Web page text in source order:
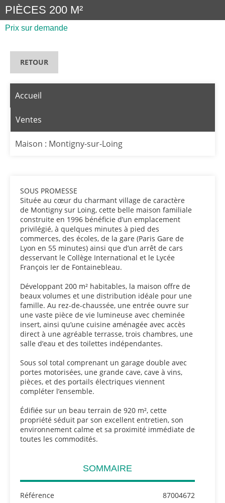
PIÈCES 200 M²
Prix sur demande
Accueil
Ventes
Maison : Montigny-sur-Loing
RETOUR
SOUS PROMESSE
Située au cœur du charmant village de caractère
de Montigny sur Loing, cette belle maison familiale
construite en 1996 bénéficie d’un emplacement
privilégié, à quelques minutes à pied des
commerces, des écoles, de la gare (Paris Gare de
Lyon en 55 minutes) ainsi que d’un arrêt de cars
desservant le Collège International et le Lycée
François Ier de Fontainebleau.
Développant 200 m² habitables, la maison offre de
beaux volumes et une distribution idéale pour une
famille. Au rez-de-chaussée, une entrée ouvre sur
une vaste pièce de vie lumineuse avec cheminée
insert, ainsi qu’une cuisine aménagée avec accès
direct à une agréable terrasse, trois chambres, une
salle d’eau et des toilettes indépendantes.
Sous sol total comprenant un garage double avec
portes motorisées, une grande cave, cave à vins,
pièces, et des portails électriques viennent
compléter l’ensemble.
Édifiée sur un beau terrain de 920 m², cette
propriété séduit par son excellent entretien, son
environnement calme et sa proximité immédiate de
toutes les commodités.
SOMMAIRE
Référence 87004672